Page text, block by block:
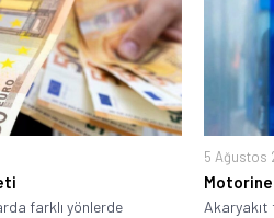
farklı yönlerde
5 Ağustos